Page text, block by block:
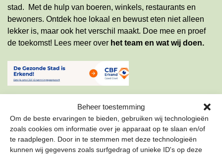
Beheer toestemming
Om de beste ervaringen te bieden, gebruiken wij technologieën
zoals cookies om informatie over je apparaat op te slaan en/of
te raadplegen. Door in te stemmen met deze technologieën
kunnen wij gegevens zoals surfgedrag of unieke ID's op deze
stad. Met de hulp van boeren, winkels, restaurants en
bewoners. Ontdek hoe lokaal en bewust eten niet alleen
lekker is, maar ook het verschil maakt. Doe mee en proef
de toekomst! Lees meer over het team en wat wij doen.
ONZE NIEUWSBRIEF